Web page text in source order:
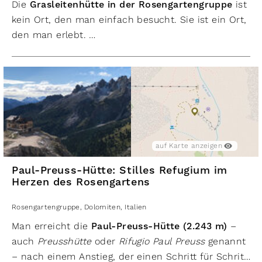
Die Grasleitenhütte in der Rosengartengruppe ist
kein Ort, den man einfach besucht. Sie ist ein Ort,
den man erlebt.
Ursprünglichkeit – und ein Ausgangspunkt zu
einigen der schönsten Wanderungen und
Klettertouren der Dolomiten.
auf Karte anzeigen
Paul-Preuss-Hütte: Stilles Refugium im
Herzen des Rosengartens
Rosengartengruppe, Dolomiten, Italien
Man erreicht die Paul-Preuss-Hütte (2.243 m) –
auch Preusshütteoder Rifugio Paul Preussgenannt
– nach einem Anstieg, der einen Schritt für Schritt